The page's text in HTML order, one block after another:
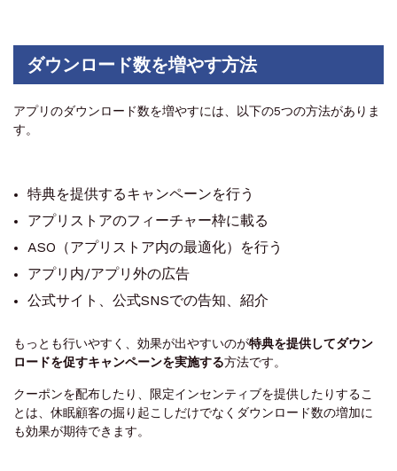
ダウンロード数を増やす方法
アプリのダウンロード数を増やすには、以下の5つの方法がありま
す。
特典を提供するキャンペーンを行う
アプリストアのフィーチャー枠に載る
ASO（アプリストア内の最適化）を行う
アプリ内/アプリ外の広告
公式サイト、公式SNSでの告知、紹介
もっとも行いやすく、効果が出やすいのが特典を提供してダウン
ロードを促すキャンペーンを実施する方法です。
クーポンを配布したり、限定インセンティブを提供したりするこ
とは、休眠顧客の掘り起こしだけでなくダウンロード数の増加に
も効果が期待できます。